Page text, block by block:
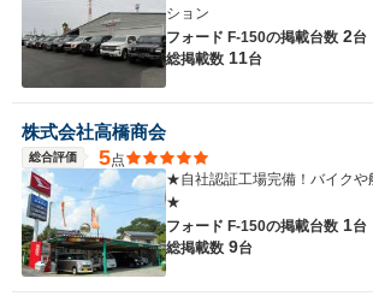
ション
フォード F-150の掲載台数 2台
総掲載数 11台
株式会社高橋商会
総合評価 5点
★自社認証工場完備！バイクや
★
フォード F-150の掲載台数 1台
総掲載数 9台